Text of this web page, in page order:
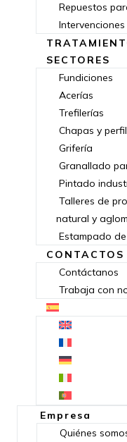
Repuestos
SECTORES
Fundiciones
Acerías
Trefilerías
Chapas y
Grifería
Granallado
Pintado
Talleres de
natural y
Estampado
CONTACTOS
Contáctanos
Trabaja con
Empresa
Quiénes